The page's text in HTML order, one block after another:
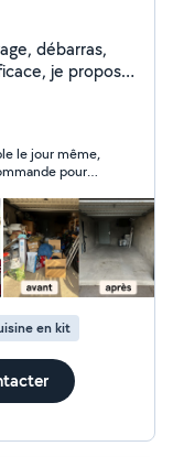
débarras,
à vos besoins,
plus d'infos !
le jour même,
pour
en kit